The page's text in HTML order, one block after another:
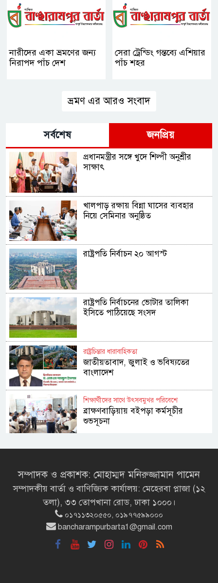
নারীদের একা ভ্রমণের জন্য
নিরাপদ পাঁচ দেশ
সেরা ট্রেন্ডিং গন্তব্যে এশিয়ার
পাঁচ শহর
ভ্রমণ এর আরও সংবাদ
সর্বশেষ জনপ্রিয়
প্রধানমন্ত্রীর সঙ্গে খুদে শিল্পী অনুশ্রীর
সাক্ষাৎ
খালপাড় রক্ষায় বিন্না ঘাসের ব্যবহার
নিয়ে সেমিনার অনুষ্ঠিত
রাষ্ট্রপতি নির্বাচন ২০ আগস্ট
রাষ্ট্রপতি নির্বাচনের ভোটার তালিকা
ইসিতে পাঠিয়েছে সংসদ
রাষ্ট্রচিন্তার ধারাবাহিকতা
জাতীয়তাবাদ, জুলাই ও ভবিষ্যতের
বাংলাদেশ
শিক্ষার্থীদের সাথে উৎসবমুখর পরিবেশে
ব্রাক্ষণবাড়িয়ায় বইপড়া কর্মসূচীর
শুভসূচনা
মালয়েশিয়ায় মারামারি করে তিন
৪ বিয়ের পর অন্য নারীর ঘরে জামায়াত
সমর্থক!
প্রধানমন্ত্রীর সঙ্গে সাক্ষাৎ সৌদি আরবের
সম্পাদক ও প্রকাশক: মোহাম্মদ মনিরুজ্জামান পামেন
সম্পাদকীয় বার্তা ও বাণিজ্যিক কার্যালয়: মেহেরবা প্লাজা (১২
তলা), ৩৩ তোপখানা রোড, ঢাকা ১০০০।
০১৭১১৩২০৫৫০, ০১৯৭৭৫৯৯০০০
bancharampurbarta1@gmail.com